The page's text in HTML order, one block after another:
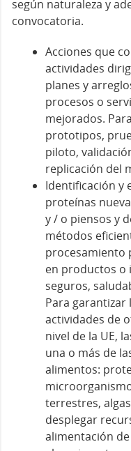
según naturaleza y
convocatoria.
Acciones que
actividades
planes y
procesos o
mejorados.
prototipos,
piloto,
replicación del
Identificación y
proteínas
y / o piensos y
métodos
procesamiento
en productos o
seguros,
Para
actividades de
nivel de la UE,
una o más de
alimentos:
terrestres,
desplegar
alimentación